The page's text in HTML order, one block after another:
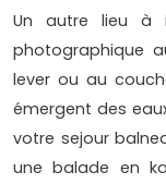
Un autre lieu à
photographique
lever ou au
émergent des
votre sejour
une balade en